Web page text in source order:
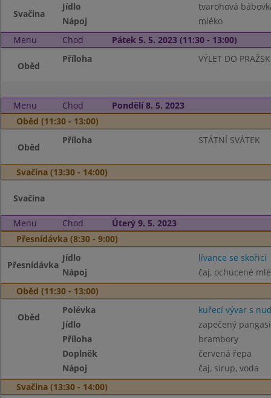
Svačina
Jídlo
tvarohová
Nápoj
mléko
Menu
Chod Pátek 5. 5. 2023 (11:30 - 13:00)
Oběd
Příloha VÝLET DO
Menu Chod
Pondělí 8. 5. 2023
Oběd (11:30 - 13:00)
Oběd
Příloha STÁTNÍ SVÁTEK
Svačina (13:30 - 14:00)
Svačina
Menu Chod
Úterý 9. 5. 2023
Přesnídávka (8:30 - 9:00)
Přesnídávka
Jídlo
lívance se skořicí
Nápoj
čaj, ochucené
Oběd (11:30 - 13:00)
Oběd
Polévka
kuřecí vývar s
Jídlo
zapečený
Příloha
brambory
Doplněk
červená řepa
Nápoj
čaj, sirup, voda
Svačina (13:30 - 14:00)